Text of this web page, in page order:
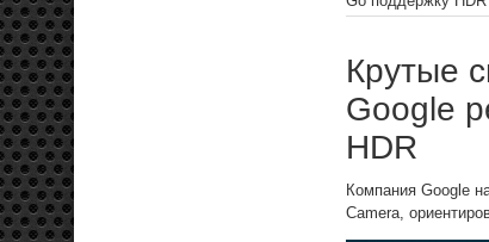
Крутые
Google
HDR
Компания Google
Camera,